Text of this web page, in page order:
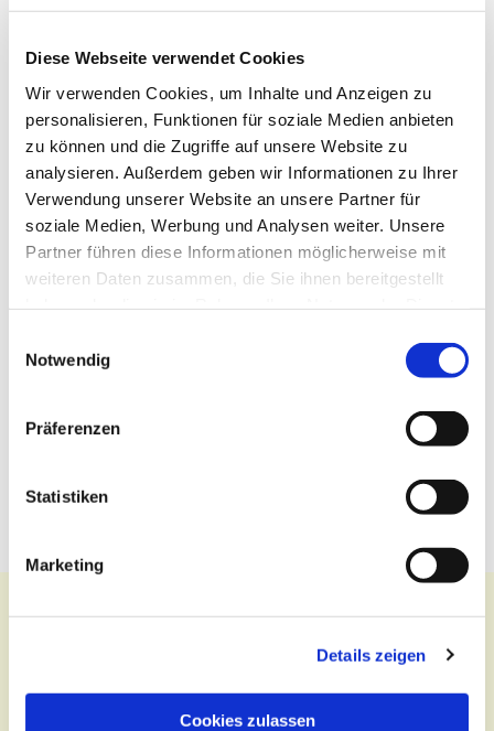
Diese Webseite verwendet Cookies
Wir verwenden Cookies, um Inhalte und Anzeigen zu
personalisieren, Funktionen für soziale Medien anbieten
zu können und die Zugriffe auf unsere Website zu
analysieren. Außerdem geben wir Informationen zu Ihrer
Verwendung unserer Website an unsere Partner für
soziale Medien, Werbung und Analysen weiter. Unsere
Partner führen diese Informationen möglicherweise mit
weiteren Daten zusammen, die Sie ihnen bereitgestellt
Notwendig
Präferenzen
Statistiken
Marketing
Details zeigen
Cookies zulassen
Kontakt